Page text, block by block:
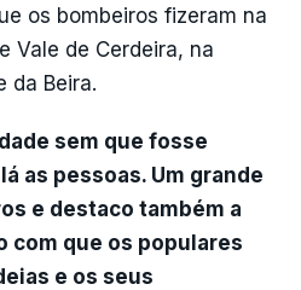
os bombeiros fizeram na
Vale de Cerdeira, na
da Beira.
sem que fosse
as pessoas. Um grande
e destaco também a
com que os populares
e os seus